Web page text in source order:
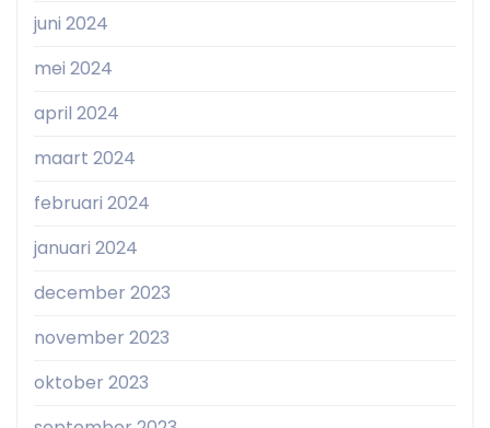
juni 2024
mei 2024
april 2024
maart 2024
februari 2024
januari 2024
december 2023
november 2023
oktober 2023